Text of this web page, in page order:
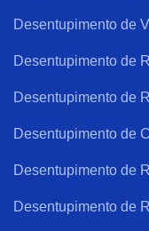
Desentupimento de
Desentupimento de
Desentupimento de
Desentupimento de
Desentupimento de
Desentupimento de